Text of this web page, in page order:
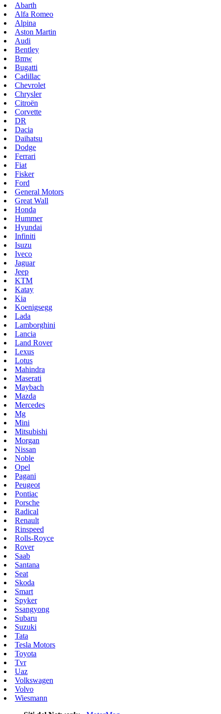
Abarth
Alfa Romeo
Alpina
Aston Martin
Audi
Bentley
Bmw
Bugatti
Cadillac
Chevrolet
Chrysler
Citroën
Corvette
DR
Dacia
Daihatsu
Dodge
Ferrari
Fiat
Fisker
Ford
General Motors
Great Wall
Honda
Hummer
Hyundai
Infiniti
Isuzu
Iveco
Jaguar
Jeep
KTM
Katay
Kia
Koenigsegg
Lada
Lamborghini
Lancia
Land Rover
Lexus
Lotus
Mahindra
Maserati
Maybach
Mazda
Mercedes
Mg
Mini
Mitsubishi
Morgan
Nissan
Noble
Opel
Pagani
Peugeot
Pontiac
Porsche
Radical
Renault
Rinspeed
Rolls-Royce
Rover
Saab
Santana
Seat
Skoda
Smart
Spyker
Ssangyong
Subaru
Suzuki
Tata
Tesla Motors
Toyota
Tvr
Uaz
Volkswagen
Volvo
Wiesmann